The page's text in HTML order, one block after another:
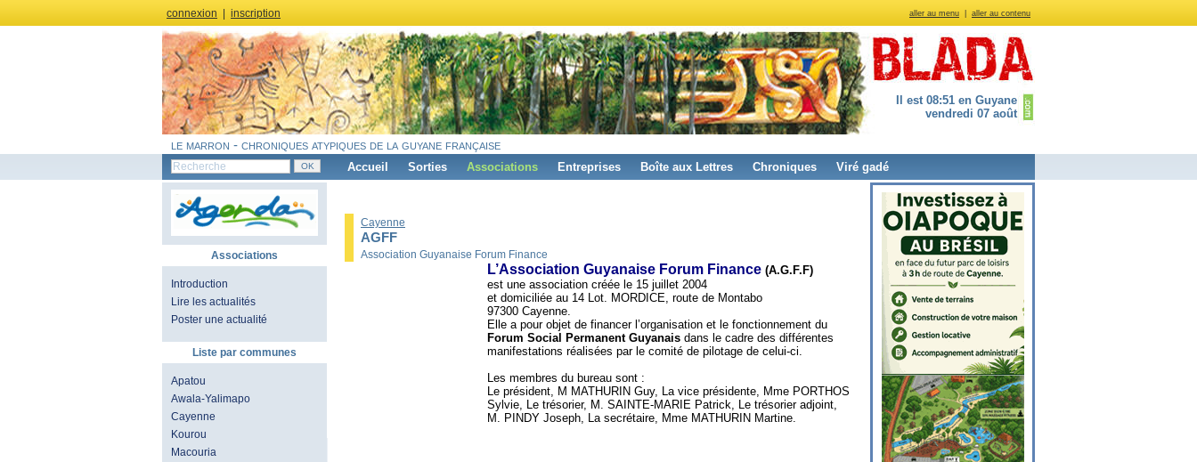
aller au menu aller au contenu
connexion inscription
Il est 08:51 en Guyane
vendredi 07 août
le marron - chroniques atypiques de la guyane française
Accueil Sorties Associations Entreprises Boîte aux Lettres Chroniques Viré gadé
Associations
Introduction
Lire les actualités
Poster une actualité
Liste par communes
Apatou
Awala-Yalimapo
Cayenne
Kourou
Macouria
Cayenne
AGFF
Association Guyanaise Forum Finance
L’Association Guyanaise Forum Finance (A.G.F.F)
est une association créée le 15 juillet 2004
et domiciliée au 14 Lot. MORDICE, route de Montabo
97300 Cayenne.
Elle a pour objet de financer l’organisation et le fonctionnement du
Forum Social Permanent Guyanais dans le cadre des différentes
manifestations réalisées par le comité de pilotage de celui-ci.
Les membres du bureau sont :
Le président, M MATHURIN Guy, La vice présidente, Mme PORTHOS
Sylvie, Le trésorier, M. SAINTE-MARIE Patrick, Le trésorier adjoint,
M. PINDY Joseph, La secrétaire, Mme MATHURIN Martine.